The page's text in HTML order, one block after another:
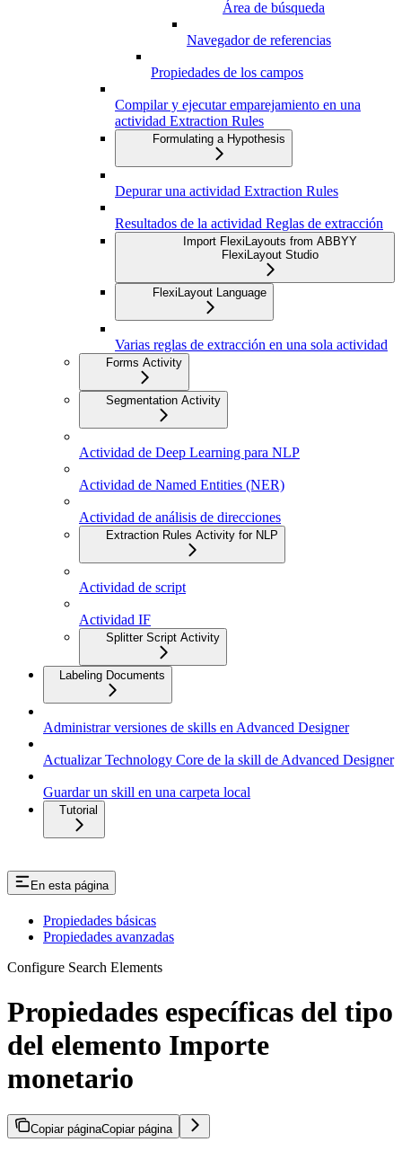
Área de búsqueda
Navegador de referencias
Propiedades de los campos
Compilar y ejecutar emparejamiento en una
actividad Extraction Rules
Formulating a Hypothesis
Depurar una actividad Extraction Rules
Resultados de la actividad Reglas de extracción
Import FlexiLayouts from ABBYY
FlexiLayout Studio
FlexiLayout Language
Varias reglas de extracción en una sola actividad
Forms Activity
Segmentation Activity
Actividad de Deep Learning para NLP
Actividad de Named Entities (NER)
Actividad de análisis de direcciones
Extraction Rules Activity for NLP
Actividad de script
Actividad IF
Splitter Script Activity
Labeling Documents
Administrar versiones de skills en Advanced Designer
Actualizar Technology Core de la skill de Advanced Designer
Guardar un skill en una carpeta local
Tutorial
En esta página
Propiedades básicas
Propiedades avanzadas
Configure Search Elements
Propiedades específicas del tipo
del elemento Importe
monetario
Copiar páginaCopiar página